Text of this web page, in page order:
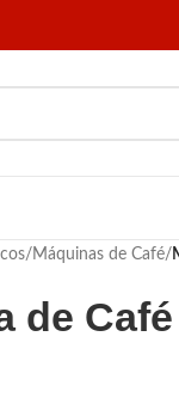
/ Máquinas de Café/
de